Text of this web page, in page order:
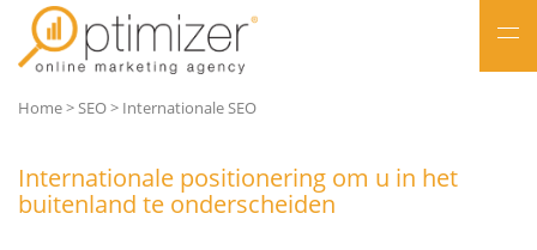
Home>SEO> Internationale SEO
Internationale positionering om u in het
buitenland te onderscheiden